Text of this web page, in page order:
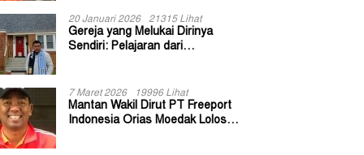
20 Januari 2026 21315 Lihat
Gereja yang Melukai Dirinya
Sendiri: Pelajaran dari
7 Maret 2026 19996 Lihat
Mantan Wakil Dirut PT Freeport
Indonesia Orias Moedak Lolos